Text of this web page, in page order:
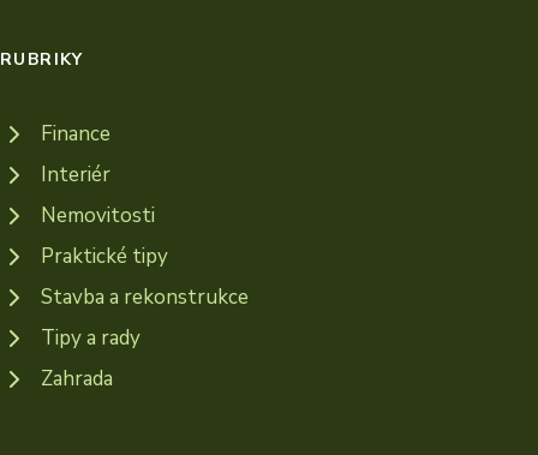
RUBRIKY
Finance
Interiér
Nemovitosti
Praktické tipy
Stavba a rekonstrukce
Tipy a rady
Zahrada